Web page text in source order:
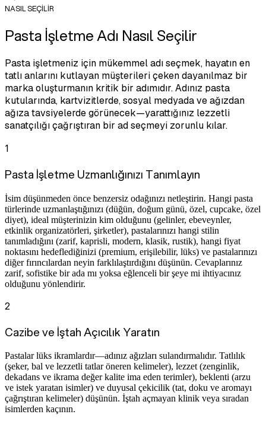
NASIL SEÇİLİR
Pasta İşletme Adı Nasıl Seçilir
Pasta işletmeniz için mükemmel adı seçmek, hayatın en
tatlı anlarını kutlayan müşterileri çeken dayanılmaz bir
marka oluşturmanın kritik bir adımıdır. Adınız pasta
kutularında, kartvizitlerde, sosyal medyada ve ağızdan
ağıza tavsiyelerde görünecek—yarattığınız lezzetli
sanatçılığı çağrıştıran bir ad seçmeyi zorunlu kılar.
1
Pasta İşletme Uzmanlığınızı Tanımlayın
İsim düşünmeden önce benzersiz odağınızı netleştirin. Hangi pasta
türlerinde uzmanlaştığınızı (düğün, doğum günü, özel, cupcake, özel
diyet), ideal müşterinizin kim olduğunu (gelinler, ebeveynler,
etkinlik organizatörleri, şirketler), pastalarınızı hangi stilin
tanımladığını (zarif, kaprisli, modern, klasik, rustik), hangi fiyat
noktasını hedeflediğinizi (premium, erişilebilir, lüks) ve pastalarınızı
diğer fırıncılardan neyin farklılaştırdığını düşünün. Cevaplarınız
zarif, sofistike bir ada mı yoksa eğlenceli bir şeye mi ihtiyacınız
olduğunu yönlendirir.
2
Cazibe ve İştah Açıcılık Yaratın
Pastalar lüks ikramlardır—adınız ağızları sulandırmalıdır. Tatlılık
(şeker, bal ve lezzetli tatlar öneren kelimeler), lezzet (zenginlik,
dekadans ve ikrama değer kalite ima eden terimler), beklenti (arzu
ve istek yaratan isimler) ve duyusal çekicilik (tat, doku ve aromayı
çağrıştıran kelimeler) düşünün. İştah açmayan klinik veya sıradan
isimlerden kaçının.